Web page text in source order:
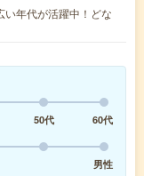
い年代が活躍中！どな
50代
60代
男性